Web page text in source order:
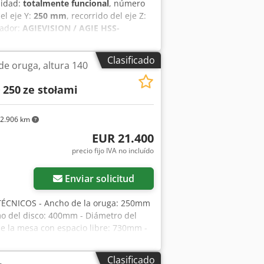
totalmente funcional, número
eje Y: 250 mm, recorrido del eje Z:
AGIEVISION / AGIE HSS-
TÉCNICAS
eje Z: 256 mm Recorrido de los
0,0001 mm Precisión de
30° a una altura de pieza de 100
Datos de la pieza
de la pieza: 450 kg Sistema de hilo
min Fuerza de tracción del hilo:
HSS Generador: AGIE HSS
kVA Dimensiones y peso Dimensiones
3.600 kg EQUIPAMIENTO
Clasificado
km
oruga, altura 140
ze stołami
EUR 21.400
precio fijo IVA no incluído
Enviar solicitud
- Ancho de la oruga: 250mm
del disco: 400mm - Diámetro del
la mesa con espacio libre: 730mm -
antideslizante - Trinquetes - Eje
abajo: - Eje antideslizante, liso -
Clasificado